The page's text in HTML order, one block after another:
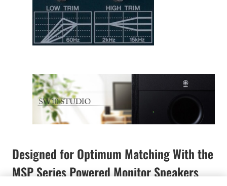
Designed for Optimum Matching With the
MSP Series Powered Monitor Speakers